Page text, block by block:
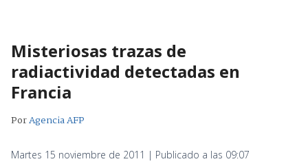
Misteriosas trazas de
radiactividad detectadas en
Francia
PorAgencia AFP
Martes 15 noviembre de 2011 | Publicado a las 09:07